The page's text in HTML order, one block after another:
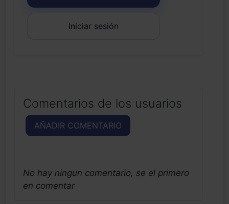
Iniciar sesión
Comentarios de los usuarios
AÑADIR COMENTARIO
No hay ningun comentario, se el primero
en comentar